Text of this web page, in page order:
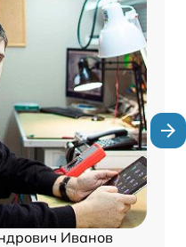
Иванов